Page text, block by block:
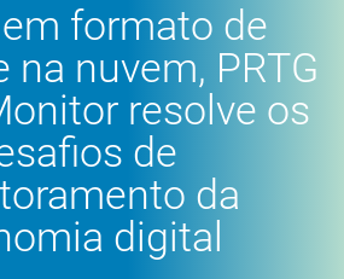
formato de
na nuvem, PRTG
resolve os
de
da
digital